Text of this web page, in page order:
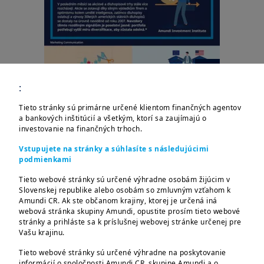
:
Tieto stránky sú primárne určené klientom finančných agentov
a bankových inštitúcií a všetkým, ktorí sa zaujímajú o
investovanie na finančných trhoch.
Vstupujete na stránky a súhlasíte s následujúcimi
podmienkami
Tieto webové stránky sú určené výhradne osobám žijúcim v
Slovenskej republike alebo osobám so zmluvným vzťahom k
Amundi CR. Ak ste občanom krajiny, ktorej je určená iná
webová stránka skupiny Amundi, opustite prosím tieto webové
stránky a prihláste sa k príslušnej webovej stránke určenej pre
Vašu krajinu.
Tieto webové stránky sú určené výhradne na poskytovanie
Načítať viac
Prečo investovať s
Amundi?